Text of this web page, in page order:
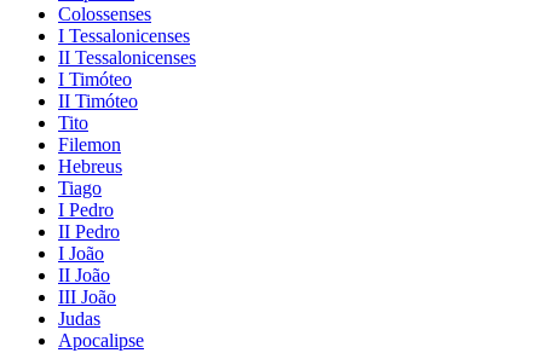
Colossenses
I Tessalonicenses
II Tessalonicenses
I Timóteo
II Timóteo
Tito
Filemon
Hebreus
Tiago
I Pedro
II Pedro
I João
II João
III João
Judas
Apocalipse